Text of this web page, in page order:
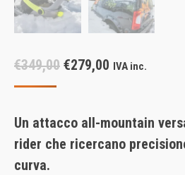
€349,00 Il
era:
€349,00.
€279,00 Il
è:
€279,00.
IVA inc.
Un attacco all-mountain
rider che ricercano
curva.